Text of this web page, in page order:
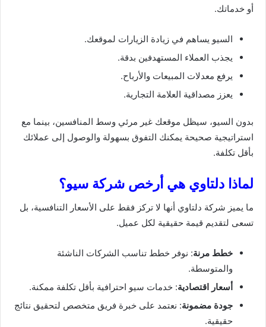
أو خدماتك.
السيو يساهم في زيادة الزيارات لموقعك.
يجذب العملاء المستهدفين بدقة.
يرفع معدلات المبيعات والأرباح.
يعزز مصداقية العلامة التجارية.
بدون السيو، سيظل موقعك غير مرئي وسط المنافسين، بينما مع
استراتيجية صحيحة يمكنك التفوق بسهولة والوصول إلى عملائك
بأقل تكلفة.
لماذا دلتاوي هي أرخص شركة سيو؟
ما يميز شركة دلتاوي أنها لا تركز فقط على الأسعار التنافسية، بل
تسعى لتقديم قيمة حقيقية لكل عميل.
خطط مرنة: نوفر خطط تناسب الشركات الناشئة
والمتوسطة.
أسعار اقتصادية: خدمات سيو احترافية بأقل تكلفة ممكنة.
جودة مضمونة: نعتمد على خبرة فريق متخصص لتحقيق نتائج
حقيقية.